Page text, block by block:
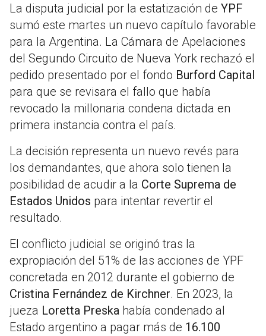
La disputa judicial por la estatización de YPF
sumó este martes un nuevo capítulo favorable
para la Argentina. La Cámara de Apelaciones
del Segundo Circuito de Nueva York rechazó el
pedido presentado por el fondo Burford Capital
para que se revisara el fallo que había
revocado la millonaria condena dictada en
primera instancia contra el país.
La decisión representa un nuevo revés para
los demandantes, que ahora solo tienen la
posibilidad de acudir a la Corte Suprema de
Estados Unidos para intentar revertir el
resultado.
El conflicto judicial se originó tras la
expropiación del 51% de las acciones de YPF
concretada en 2012 durante el gobierno de
Cristina Fernández de Kirchner. En 2023, la
jueza Loretta Preska había condenado al
Estado argentino a pagar más de 16.100